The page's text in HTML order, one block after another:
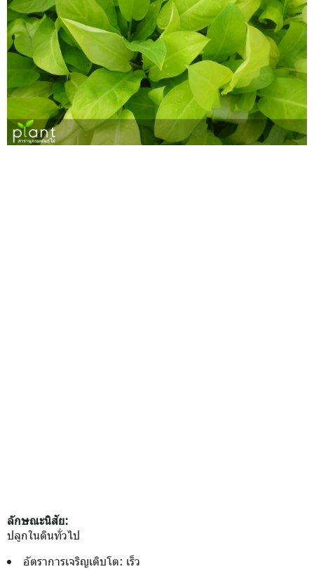
ลักษณะนิสัย:
ปลูกในดินทั่วไป
อัตราการเจริญเติบโต: เร็ว